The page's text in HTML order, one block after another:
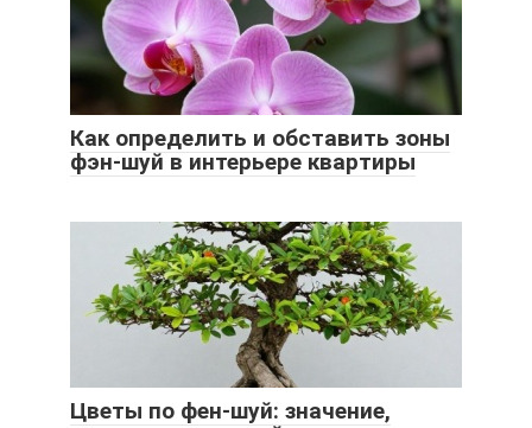
Как определить и обставить зоны
фэн-шуй в интерьере квартиры
Цветы по фен-шуй: значение,